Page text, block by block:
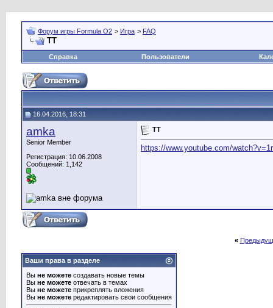
Форум игры Formula O2 > Игра > FAQ
TT
Справка Пользователи
16.04.2016, 18:31
amka
Senior Member
Регистрация: 10.06.2008
Сообщений: 1,142
TT
https://www.youtube.com/
«
Ваши права в разделе
Вы не можете создавать новые темы
Вы не можете отвечать в темах
Вы не можете прикреплять вложения
Вы не можете редактировать свои сообщения